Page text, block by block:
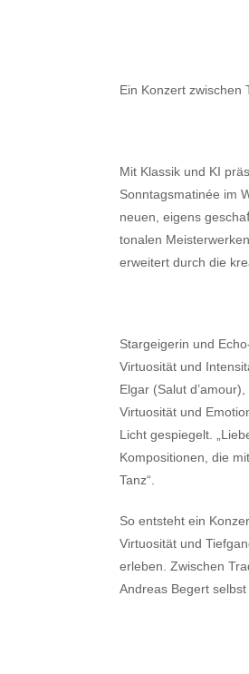
Ein Konzert zwischen
Mit Klassik und KI
Sonntagsmatinée im
neuen, eigens
tonalen
erweitert durch die
Stargeigerin und
Virtuosität und
Elgar (Salut
Virtuosität und
Licht gespiegelt.
Kompositionen, die
Tanz“.
So entsteht ein
Virtuosität und
erleben. Zwischen
Andreas Begert